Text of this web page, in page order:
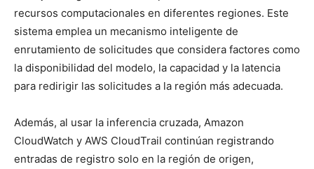
recursos computacionales en diferentes regiones. Este
sistema emplea un mecanismo inteligente de
enrutamiento de solicitudes que considera factores como
la disponibilidad del modelo, la capacidad y la latencia
para redirigir las solicitudes a la región más adecuada.
Además, al usar la inferencia cruzada, Amazon
CloudWatch y AWS CloudTrail continúan registrando
entradas de registro solo en la región de origen,